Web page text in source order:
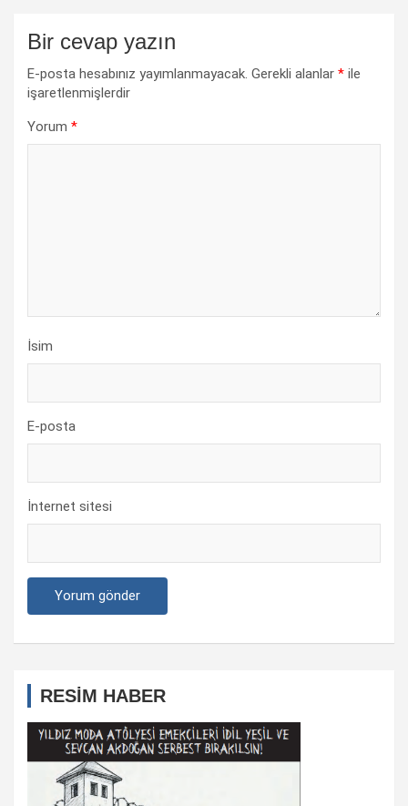
Bir cevap yazın
E-posta hesabınız yayımlanmayacak. Gerekli alanlar * ile
işaretlenmişlerdir
Yorum *
İsim
E-posta
İnternet sitesi
RESİM HABER